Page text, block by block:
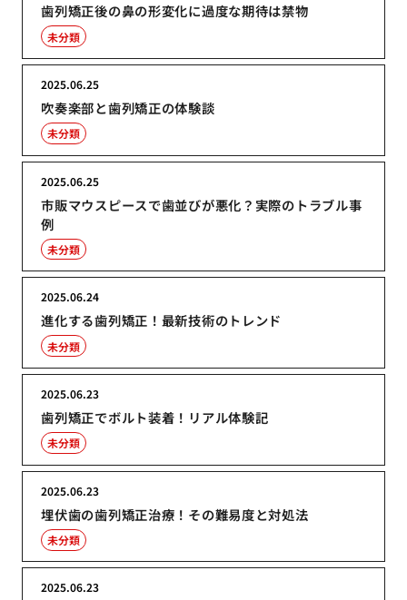
歯列矯正後の鼻の形変化に過度な期待は禁物
未分類
吹奏楽部と歯列矯正の体験談
2025.06.25
未分類
市販マウスピースで歯並びが悪化？実際のトラブル事
例
2025.06.25
未分類
進化する歯列矯正！最新技術のトレンド
2025.06.24
未分類
歯列矯正でボルト装着！リアル体験記
2025.06.23
未分類
埋伏歯の歯列矯正治療！その難易度と対処法
2025.06.23
未分類
2025.06.23